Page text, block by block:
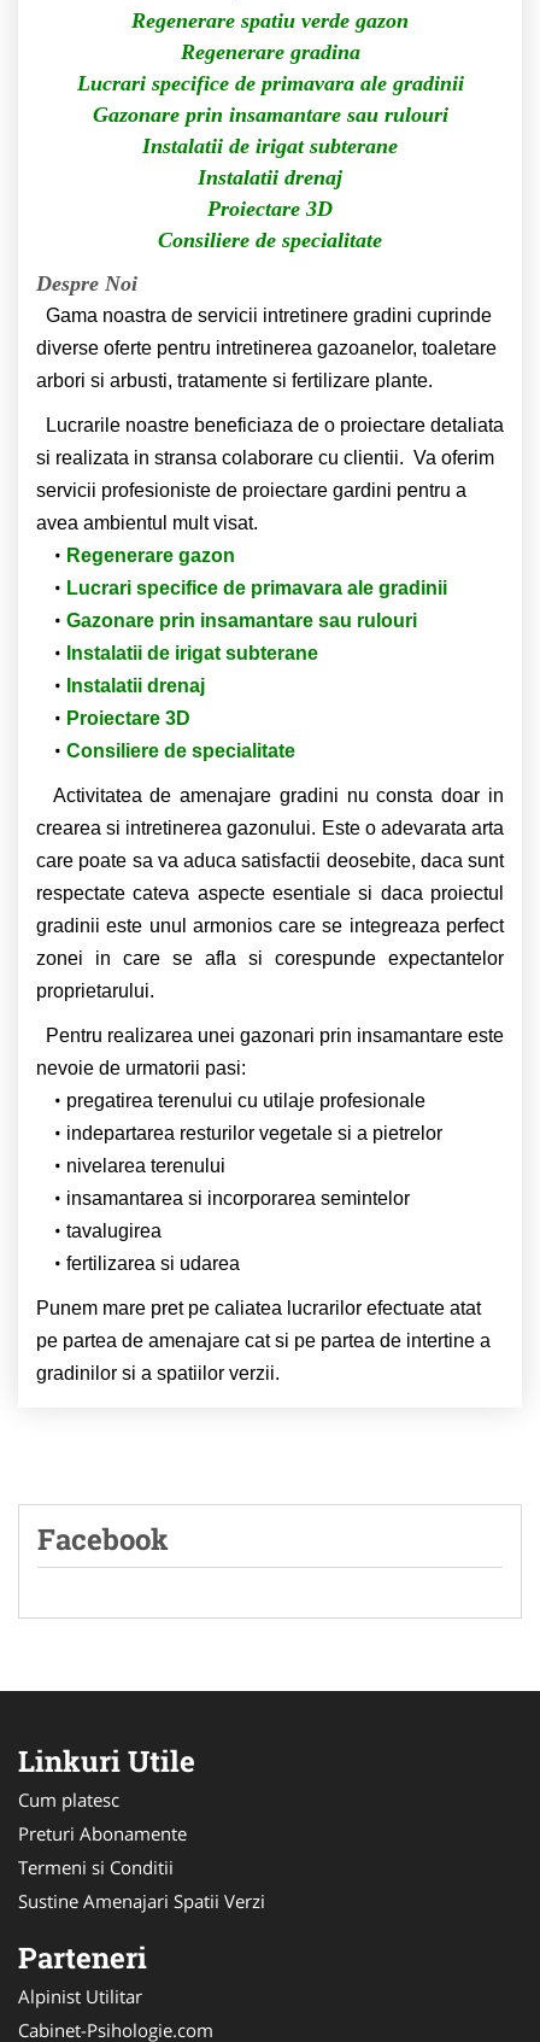
Regenerare spatiu verde gazon
Regenerare gradina
Lucrari specifice de primavara ale gradinii
Gazonare prin insamantare sau rulouri
Instalatii de irigat subterane
Instalatii drenaj
Proiectare 3D
Consiliere de specialitate
Despre Noi
Gama noastra de servicii intretinere gradini cuprinde
diverse oferte pentru intretinerea gazoanelor, toaletare
arbori si arbusti, tratamente si fertilizare plante.
Lucrarile noastre beneficiaza de o proiectare detaliata
si realizata in stransa colaborare cu clientii. Va oferim
servicii profesioniste de proiectare gardini pentru a
avea ambientul mult visat.
Regenerare gazon
Lucrari specifice de primavara ale gradinii
Gazonare prin insamantare sau rulouri
Instalatii de irigat subterane
Instalatii drenaj
Proiectare 3D
Consiliere de specialitate
Activitatea de amenajare gradini nu consta doar in
crearea si intretinerea gazonului. Este o adevarata arta
care poate sa va aduca satisfactii deosebite, daca sunt
respectate cateva aspecte esentiale si daca proiectul
gradinii este unul armonios care se integreaza perfect
zonei in care se afla si corespunde expectantelor
proprietarului.
Pentru realizarea unei gazonari prin insamantare este
nevoie de urmatorii pasi:
pregatirea terenului cu utilaje profesionale
indepartarea resturilor vegetale si a pietrelor
nivelarea terenului
insamantarea si incorporarea semintelor
tavalugirea
fertilizarea si udarea
Punem mare pret pe caliatea lucrarilor efectuate atat
pe partea de amenajare cat si pe partea de intertine a
gradinilor si a spatiilor verzii.
Facebook
Linkuri Utile
Cum platesc
Preturi Abonamente
Termeni si Conditii
Sustine Amenajari Spatii Verzi
Parteneri
Alpinist Utilitar
Cabinet-Psihologie.com